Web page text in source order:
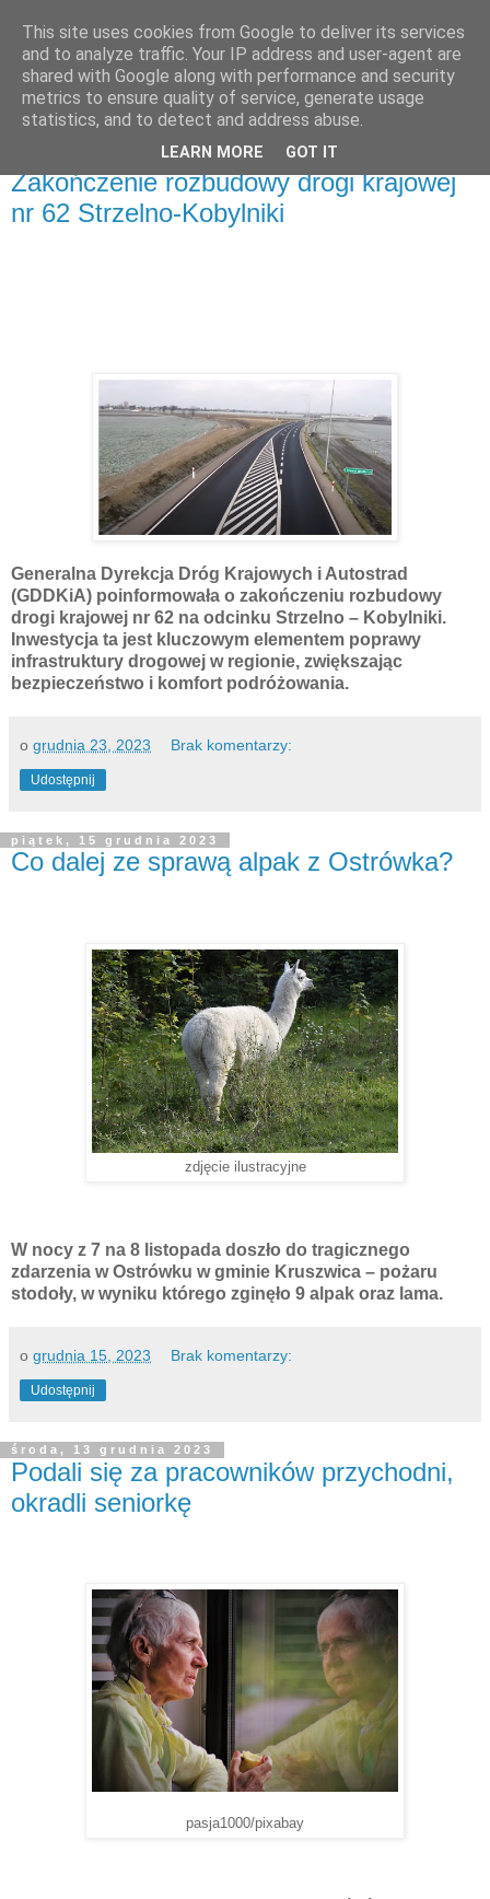
sobota, 23 grudnia 2023
Zakończenie rozbudowy drogi krajowej
nr 62 Strzelno-Kobylniki
Generalna Dyrekcja Dróg Krajowych i Autostrad
(GDDKiA) poinformowała o zakończeniu rozbudowy
drogi krajowej nr 62 na odcinku Strzelno – Kobylniki.
Inwestycja ta jest kluczowym elementem poprawy
infrastruktury drogowej w regionie, zwiększając
bezpieczeństwo i komfort podróżowania.
o grudnia 23, 2023 Brak komentarzy:
Udostępnij
piątek, 15 grudnia 2023
Co dalej ze sprawą alpak z Ostrówka?
zdjęcie ilustracyjne
W nocy z 7 na 8 listopada doszło do tragicznego
zdarzenia w Ostrówku w gminie Kruszwica – pożaru
stodoły, w wyniku którego zginęło 9 alpak oraz lama.
o grudnia 15, 2023 Brak komentarzy:
Udostępnij
środa, 13 grudnia 2023
Podali się za pracowników przychodni,
okradli seniorkę
pasja1000/pixabay
This site uses cookies from Google to deliver its services
and to analyze traffic. Your IP address and user-agent are
shared with Google along with performance and security
metrics to ensure quality of service, generate usage
statistics, and to detect and address abuse.
LEARN MORE GOT IT